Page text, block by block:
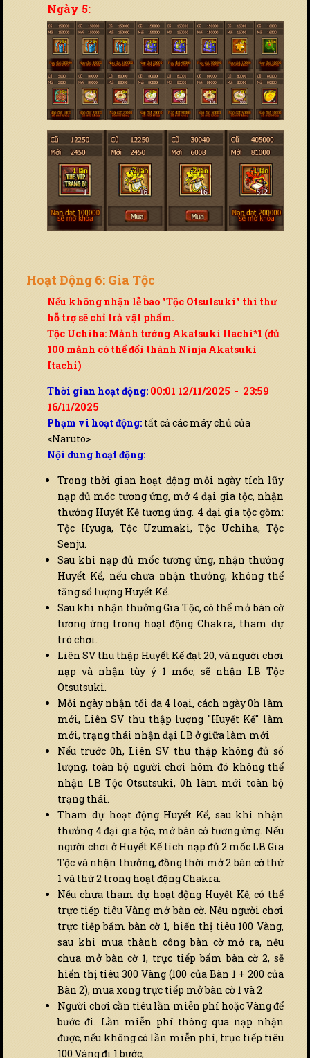
Ngày 5:
Hoạt Động 6: Gia Tộc
Nếu không nhận lễ bao "Tộc Otsutsuki" thì thư
hỗ trợ sẽ chỉ trả vật phẩm.
Tộc Uchiha: Mảnh tướng Akatsuki Itachi*1 (đủ
100 mảnh có thể đổi thành Ninja Akatsuki
Itachi)
Thời gian hoạt động: 00:01 12/11/2025 - 23:59
16/11/2025
Phạm vi hoạt động: tất cả các máy chủ của
<Naruto>
Nội dung hoạt động:
Trong thời gian hoạt động mỗi ngày tích lũy
nạp đủ mốc tương ứng, mở 4 đại gia tộc, nhận
thưởng Huyết Kế tương ứng. 4 đại gia tộc gồm:
Tộc Hyuga, Tộc Uzumaki, Tộc Uchiha, Tộc
Senju.
Sau khi nạp đủ mốc tương ứng, nhận thưởng
Huyết Kế, nếu chưa nhận thưởng, không thể
tăng số lượng Huyết Kế.
Sau khi nhận thưởng Gia Tộc, có thể mở bàn cờ
tương ứng trong hoạt động Chakra, tham dự
trò chơi.
Liên SV thu thập Huyết Kế đạt 20, và người chơi
nạp và nhận tùy ý 1 mốc, sẽ nhận LB Tộc
Otsutsuki.
Mỗi ngày nhận tối đa 4 loại, cách ngày 0h làm
mới, Liên SV thu thập lượng "Huyết Kế" làm
mới, trạng thái nhận đại LB ở giữa làm mới
Nếu trước 0h, Liên SV thu thập không đủ số
lượng, toàn bộ người chơi hôm đó không thể
nhận LB Tộc Otsutsuki, 0h làm mới toàn bộ
trạng thái.
Tham dự hoạt động Huyết Kế, sau khi nhận
thưởng 4 đại gia tộc, mở bàn cờ tương ứng. Nếu
người chơi ở Huyết Kế tích nạp đủ 2 mốc LB Gia
Tộc và nhận thưởng, đồng thời mở 2 bàn cờ thứ
1 và thứ 2 trong hoạt động Chakra.
Nếu chưa tham dự hoạt động Huyết Kế, có thể
trực tiếp tiêu Vàng mở bàn cờ. Nếu người chơi
trực tiếp bấm bàn cờ 1, hiển thị tiêu 100 Vàng,
sau khi mua thành công bàn cờ mở ra, nếu
chưa mở bàn cờ 1, trực tiếp bấm bàn cờ 2, sẽ
hiển thị tiêu 300 Vàng (100 của Bàn 1 + 200 của
Bàn 2), mua xong trực tiếp mở bàn cờ 1 và 2
Người chơi cần tiêu lần miễn phí hoặc Vàng để
bước đi. Lần miễn phí thông qua nạp nhận
được, nếu không có lần miễn phí, trực tiếp tiêu
100 Vàng đi 1 bước;